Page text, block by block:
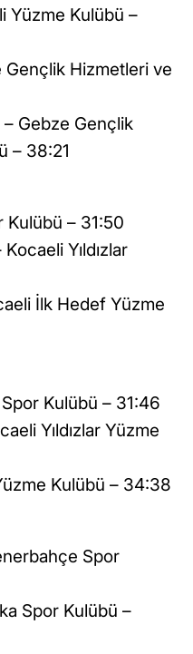
Yüzme Kulübü –
Gençlik Hizmetleri ve
Gebze Gençlik
– 38:21
Kulübü – 31:50
Yıldızlar
İlk Hedef Yüzme
Kulübü – 31:46
Yıldızlar Yüzme
Kulübü – 34:38
Spor
Spor Kulübü –